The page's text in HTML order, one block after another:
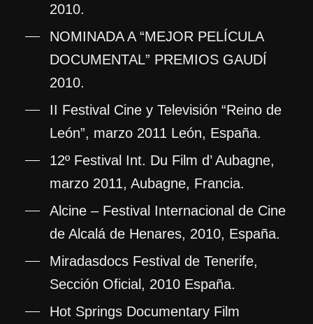
2010.
NOMINADA A “MEJOR PELÍCULA
DOCUMENTAL” PREMIOS GAUDÍ
2010.
II Festival Cine y Televisión “Reino de
León”, marzo 2011 León, España.
12º Festival Int. Du Film d’ Aubagne,
marzo 2011, Aubagne, Francia.
Alcine – Festival Internacional de Cine
de Alcalá de Henares, 2010, España.
Miradasdocs Festival de Tenerife,
Sección Oficial, 2010 España.
Hot Springs Documentary Film